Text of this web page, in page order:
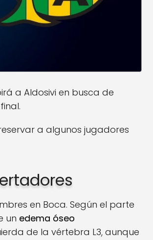
a Aldosivi en busca de
a algunos jugadores
en Boca. Según el parte
un edema óseo
de la vértebra L3, aunque